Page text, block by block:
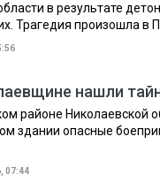
в результате
Трагедия произошла в
нашли
районе Николаевской
здании опасные
07:44